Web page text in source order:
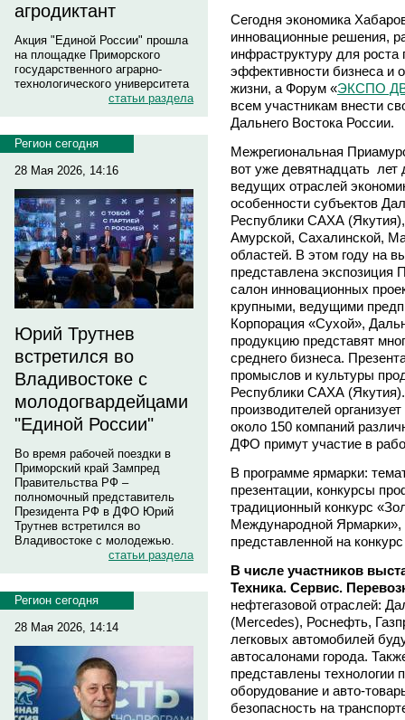
агродиктант
Акция "Единой России" прошла
на площадке Приморского
государственного аграрно-
технологического университета
статьи раздела
Регион сегодня
28 Мая 2026, 14:16
Юрий Трутнев
встретился во
Владивостоке с
молодогвардейцами
"Единой России"
Во время рабочей поездки в
Приморский край Зампред
Правительства РФ –
полномочный представитель
Президента РФ в ДФО Юрий
Трутнев встретился во
Владивостоке с молодежью.
статьи раздела
Регион сегодня
28 Мая 2026, 14:14
Сегодня экономика
инновационные решения,
инфраструктуру для
эффективности бизнеса и
жизни, а Форум «ЭКСПО
всем участникам внести
Дальнего Востока России.
Межрегиональная
вот уже девятнадцать лет
ведущих отраслей
особенности субъектов
Республики САХА
Амурской, Сахалинской,
областей. В этом году на
представлена экспозиция
салон инновационных
крупными, ведущими
Корпорация «Сухой»,
продукцию представят
среднего бизнеса.
промыслов и культуры
Республики САХА
производителей
около 150 компаний
ДФО примут участие в
В программе ярмарки:
презентации, конкурсы
традиционный конкурс
Международной
представленной на
В числе участников
Техника. Сервис.
нефтегазовой отраслей:
(Mercedes), Роснефть,
легковых автомобилей
автосалонами города.
представлены технологии
оборудование и авто-
безопасность на